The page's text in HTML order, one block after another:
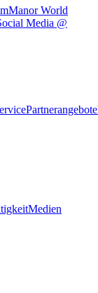
Manor World
Media @
Partnerangebote
Medien